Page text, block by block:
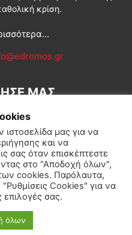
κρίση.
ΜΑΣ
Διεθνή Κοινωνία
Αφιερώματα
μας για να
και να
σας όταν επισκέπτεστε
στο "Αποδοχή όλων",
cookies. Παρόλαυτα,
"Ρυθμίσεις Cookies" για να
επιλογές σας.
όλων